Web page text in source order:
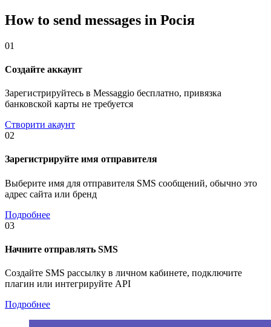
How to send messages in Росія
01
Создайте аккаунт
Зарегистрируйтесь в Messaggio бесплатно, привязка
банковской карты не требуется
Створити акаунт
02
Зарегистрируйте имя отправителя
Выберите имя для отправителя SMS сообщений, обычно это
адрес сайта или бренд
Подробнее
03
Начните отправлять SMS
Создайте SMS рассылку в личном кабинете, подключите
плагин или интегрируйте API
Подробнее